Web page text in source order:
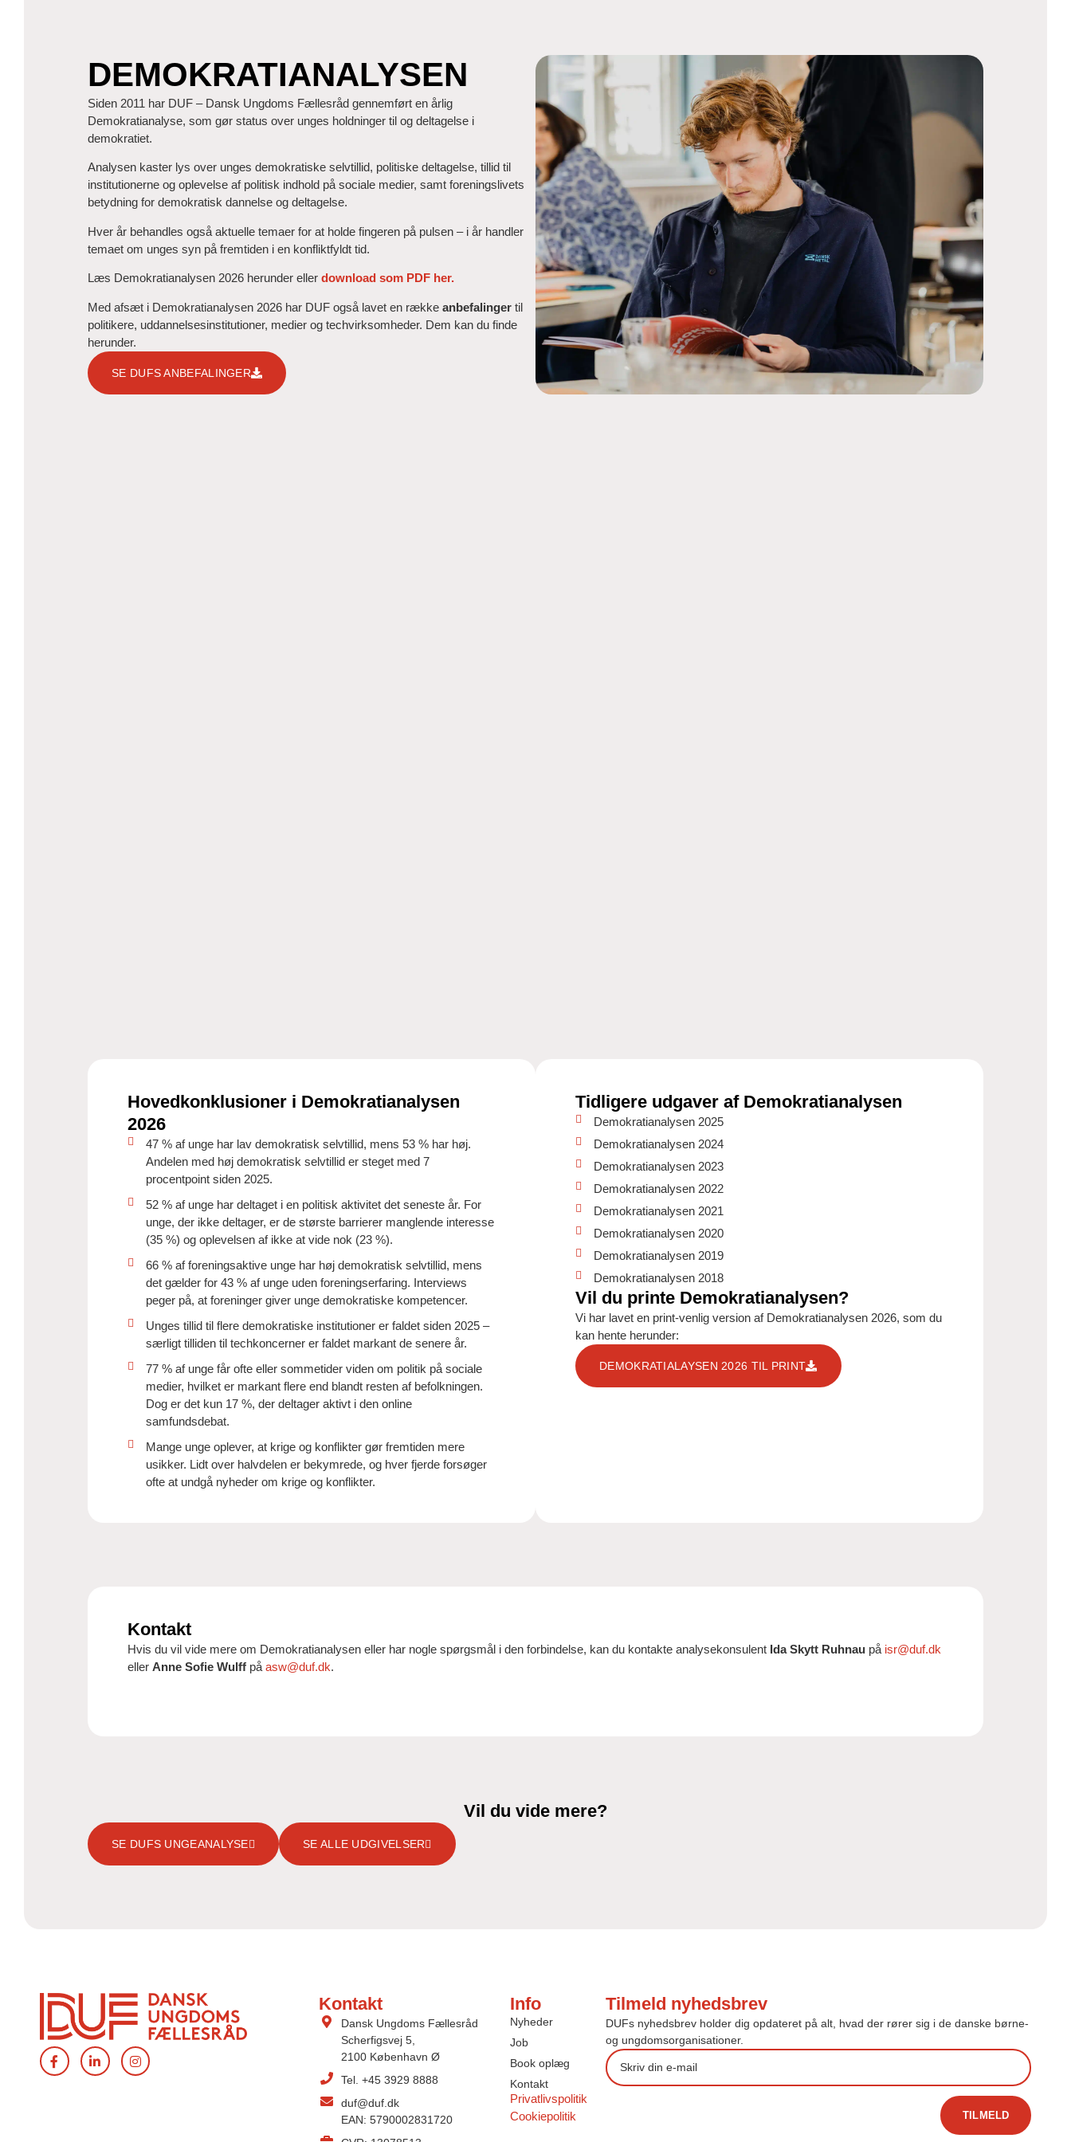
DEMOKRATIANALYSEN
Siden 2011 har DUF – Dansk Ungdoms Fællesråd gennemført en årlig
Demokratianalyse, som gør status over unges holdninger til og deltagelse i
demokratiet.
Analysen kaster lys over unges demokratiske selvtillid, politiske deltagelse, tillid til
institutionerne og oplevelse af politisk indhold på sociale medier, samt foreningslivets
betydning for demokratisk dannelse og deltagelse.
Hver år behandles også aktuelle temaer for at holde fingeren på pulsen – i år handler
temaet om unges syn på fremtiden i en konfliktfyldt tid.
Læs Demokratianalysen 2026 herunder eller download som PDF her.
Med afsæt i Demokratianalysen 2026 har DUF også lavet en række anbefalinger til
politikere, uddannelsesinstitutioner, medier og techvirksomheder. Dem kan du finde
herunder.
SE DUFS ANBEFALINGER
Hovedkonklusioner i Demokratianalysen
2026
47 % af unge har lav demokratisk selvtillid, mens 53 % har høj.
Andelen med høj demokratisk selvtillid er steget med 7
procentpoint siden 2025.
52 % af unge har deltaget i en politisk aktivitet det seneste år. For
unge, der ikke deltager, er de største barrierer manglende interesse
(35 %) og oplevelsen af ikke at vide nok (23 %).
66 % af foreningsaktive unge har høj demokratisk selvtillid, mens
det gælder for 43 % af unge uden foreningserfaring. Interviews
peger på, at foreninger giver unge demokratiske kompetencer.
Unges tillid til flere demokratiske institutioner er faldet siden 2025 –
særligt tilliden til techkoncerner er faldet markant de senere år.
77 % af unge får ofte eller sommetider viden om politik på sociale
medier, hvilket er markant flere end blandt resten af befolkningen.
Dog er det kun 17 %, der deltager aktivt i den online
samfundsdebat.
Mange unge oplever, at krige og konflikter gør fremtiden mere
usikker. Lidt over halvdelen er bekymrede, og hver fjerde forsøger
ofte at undgå nyheder om krige og konflikter.
Tidligere udgaver af Demokratianalysen
Demokratianalysen 2025
Demokratianalysen 2024
Demokratianalysen 2023
Demokratianalysen 2022
Demokratianalysen 2021
Demokratianalysen 2020
Demokratianalysen 2019
Demokratianalysen 2018
Vil du printe Demokratianalysen?
Vi har lavet en print-venlig version af Demokratianalysen 2026, som du
kan hente herunder:
DEMOKRATIALAYSEN 2026 TIL PRINT
Kontakt
Hvis du vil vide mere om Demokratianalysen eller har nogle spørgsmål i den forbindelse, kan du kontakte analysekonsulent Ida Skytt Ruhnau på isr@duf.dk
eller Anne Sofie Wulff på asw@duf.dk.
Vil du vide mere?
SE DUFS UNGEANALYSE SE ALLE UDGIVELSER
Kontakt
Dansk Ungdoms Fællesråd
Scherfigsvej 5,
2100 København Ø
Tel. +45 3929 8888
duf@duf.dk
EAN: 5790002831720
Info
Nyheder
Job
Book oplæg
Kontakt
Privatlivspolitik
Cookiepolitik
Tilmeld nyhedsbrev
DUFs nyhedsbrev holder dig opdateret på alt, hvad der rører sig i de danske børne-
og ungdomsorganisationer.
TILMELD